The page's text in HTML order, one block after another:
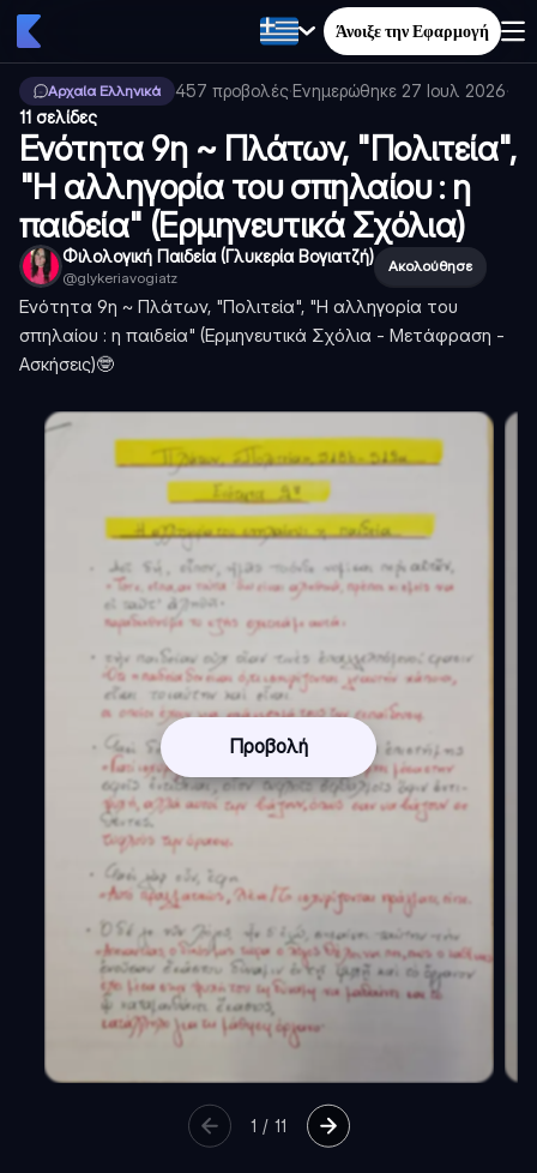
Άνοιξε την Εφαρμογή
Αρχαία Ελληνικά 457 προβολές·Ενημερώθηκε 27 Ιουλ 2026·
11 σελίδες
Ενότητα 9η ~ Πλάτων, "Πολιτεία",
"Η αλληγορία του σπηλαίου : η
παιδεία" (Ερμηνευτικά Σχόλια)
Φιλολογική Παιδεία (Γλυκερία Βογιατζή)
@glykeriavogiatz
Ακολούθησε
Ενότητα 9η ~ Πλάτων, "Πολιτεία", "Η αλληγορία του
σπηλαίου : η παιδεία" (Ερμηνευτικά Σχόλια - Μετάφραση -
Ασκήσεις)🤓
Προβολή
1 / 11